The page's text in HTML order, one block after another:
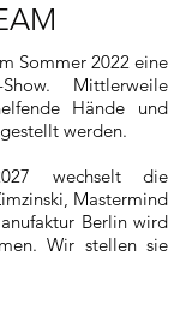
Sommer 2022 eine
Mittlerweile
Hände und
werden.
wechselt die
Mastermind
Berlin wird
Wir stellen sie